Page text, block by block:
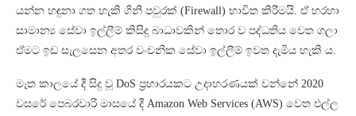
යන්න හඳුනා ගත හැකි ගිනි පවුරක් (Firewall) භාවිත කිරීමයි. ඒ හරහා
සාමාන්‍ය සේවා ඉල්ලීම් කිසිදු බාධාවකින් තොර ව පද්ධතිය වෙත ගලා
ඒමට ඉඩ සැලසෙන අතර වංචනික සේවා ඉල්ලීම් ඉවත දැමිය හැකි ය.
මෑත කාලයේ දී සිදු වූ DoS ප්‍රහාරයකට උදාහරණයක් වන්නේ 2020
වසරේ පෙබරවාරි මාසයේ දී Amazon Web Services (AWS) වෙත එල්ල